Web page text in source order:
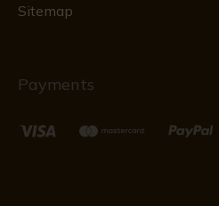
Sitemap
Payments